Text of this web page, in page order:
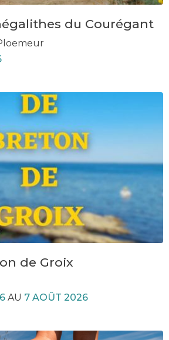
du Courégant
de Groix
AU 7 AOÛT 2026